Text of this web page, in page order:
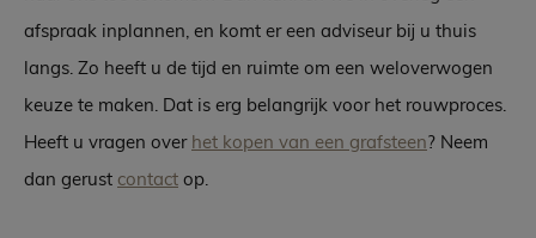
afspraak inplannen, en komt er een adviseur bij u thuis
langs. Zo heeft u de tijd en ruimte om een weloverwogen
keuze te maken. Dat is erg belangrijk voor het rouwproces.
Heeft u vragen over het kopen van een grafsteen? Neem
dan gerust contact op.